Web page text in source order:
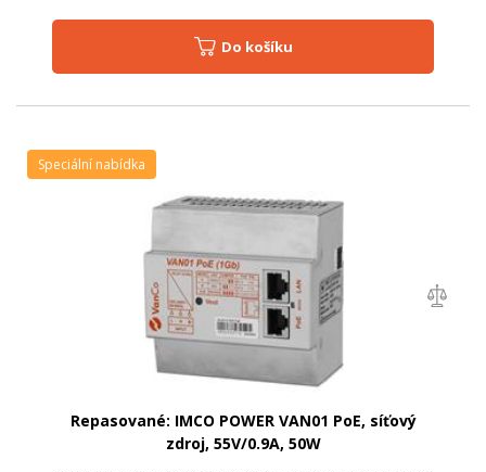
Do košíku
Repasované: IMCO POWER VAN01 PoE, síťový
zdroj, 55V/0.9A, 50W
Speciální nabídka